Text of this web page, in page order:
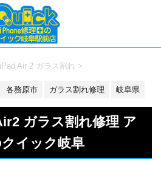
Air 2 ガラス割れ >
各務原市 ガラス割れ修理 岐阜県
ガラス割れ修理 ア
イック岐阜